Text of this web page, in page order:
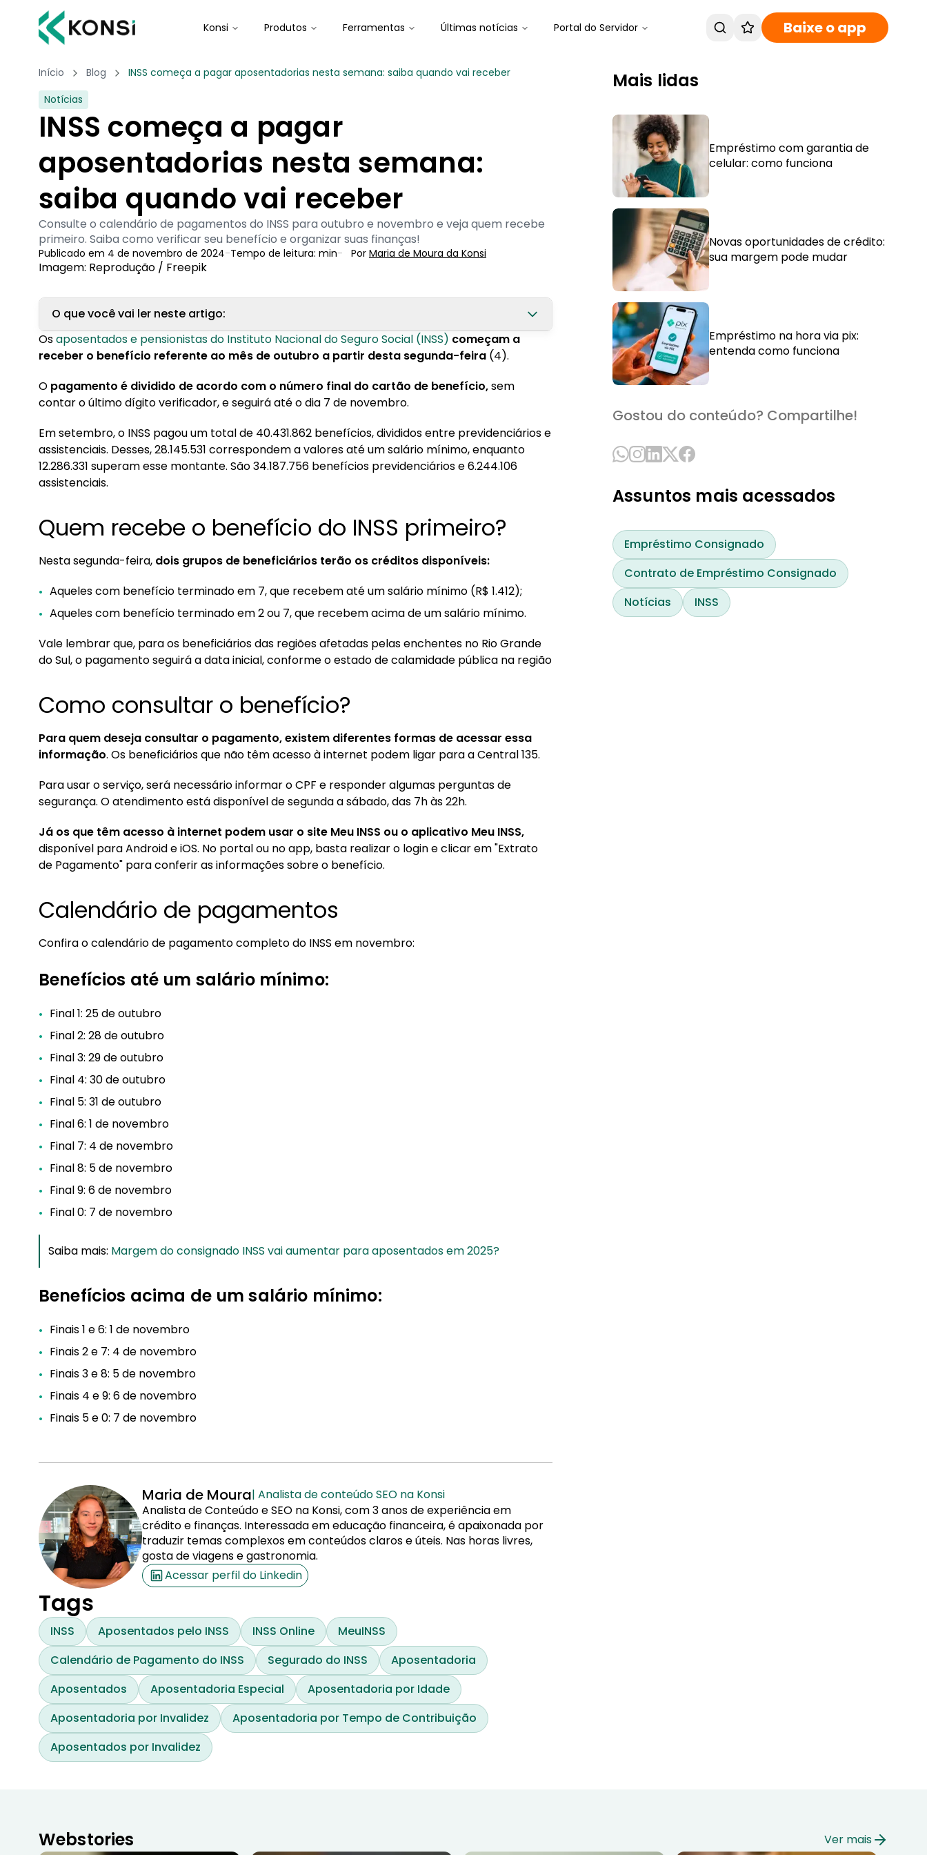
Konsi Produtos Ferramentas Últimas notícias Portal do Servidor Baixe o app
Início Blog
INSS começa a pagar aposentadorias nesta semana: saiba quando vai receber
Notícias
INSS começa a pagar
aposentadorias nesta semana:
saiba quando vai receber
Consulte o calendário de pagamentos do INSS para outubro e novembro e veja quem recebe
primeiro. Saiba como verificar seu benefício e organizar suas finanças!
Publicado em 4 de novembro de 2024-Tempo de leitura: min- Por Maria de Moura da Konsi
Imagem: Reprodução / Freepik
O que você vai ler neste artigo:
1. Quem recebe o benefício do INSS primeiro?
2. Como consultar o benefício?
3. Calendário de pagamentos
3.1. Benefícios até um salário mínimo:
3.2. Benefícios acima de um salário mínimo:
Osaposentados e pensionistas do Instituto Nacional do Seguro Social (INSS) começam a
receber o benefício referente ao mês de outubro a partir desta segunda-feira (4).
O pagamento é dividido de acordo com o número final do cartão de benefício,sem
contar o último dígito verificador, e seguirá até o dia 7 de novembro.
Em setembro, o INSS pagou um total de 40.431.862 benefícios, divididos entre previdenciários e
assistenciais. Desses, 28.145.531 correspondem a valores até um salário mínimo, enquanto
12.286.331 superam esse montante. São 34.187.756 benefícios previdenciários e 6.244.106
assistenciais.
Quem recebe o benefício do INSS primeiro?
Nesta segunda-feira, dois grupos de beneficiários terão os créditos disponíveis:
Aqueles com benefício terminado em 7, que recebem até um salário mínimo (R$ 1.412);
Aqueles com benefício terminado em 2 ou 7, que recebem acima de um salário mínimo.
Vale lembrar que, para os beneficiários das regiões afetadas pelas enchentes no Rio Grande
do Sul, o pagamento seguirá a data inicial, conforme o estado de calamidade pública na região
Como consultar o benefício?
Para quem deseja consultar o pagamento, existem diferentes formas de acessar essa
informação. Os beneficiários que não têm acesso à internet podem ligar para a Central 135.
Para usar o serviço, será necessário informar o CPF e responder algumas perguntas de
segurança. O atendimento está disponível de segunda a sábado, das 7h às 22h.
Já os que têm acesso à internet podem usar o site Meu INSS ou o aplicativo Meu INSS,
disponível para Android e iOS. No portal ou no app, basta realizar o login e clicar em "Extrato
de Pagamento" para conferir as informações sobre o benefício.
Calendário de pagamentos
Confira o calendário de pagamento completo do INSS em novembro:
Benefícios até um salário mínimo:
Final 1: 25 de outubro
Final 2: 28 de outubro
Final 3: 29 de outubro
Final 4: 30 de outubro
Final 5: 31 de outubro
Final 6: 1 de novembro
Final 7: 4 de novembro
Final 8: 5 de novembro
Final 9: 6 de novembro
Final 0: 7 de novembro
Saiba mais: Margem do consignado INSS vai aumentar para aposentados em 2025?
Benefícios acima de um salário mínimo:
Finais 1 e 6: 1 de novembro
Finais 2 e 7: 4 de novembro
Finais 3 e 8: 5 de novembro
Finais 4 e 9: 6 de novembro
Finais 5 e 0: 7 de novembro
Maria de Moura| Analista de conteúdo SEO na Konsi
Analista de Conteúdo e SEO na Konsi, com 3 anos de experiência em
crédito e finanças. Interessada em educação financeira, é apaixonada por
traduzir temas complexos em conteúdos claros e úteis. Nas horas livres,
gosta de viagens e gastronomia.
Acessar perfil do Linkedin
Tags
INSS Aposentados pelo INSS INSS Online
MeuINSS
Calendário de Pagamento do INSS
Segurado do INSS
Aposentadoria
Aposentados
Aposentadoria Especial
Aposentadoria por Idade
Aposentadoria por Invalidez
Aposentadoria por Tempo de Contribuição
Aposentados por Invalidez
Mais lidas
Empréstimo com garantia de
celular: como funciona
Novas oportunidades de crédito:
sua margem pode mudar
Empréstimo na hora via pix:
entenda como funciona
Gostou do conteúdo? Compartilhe!
Assuntos mais acessados
Empréstimo Consignado
Contrato de Empréstimo Consignado
Notícias
INSS
Webstories Ver mais